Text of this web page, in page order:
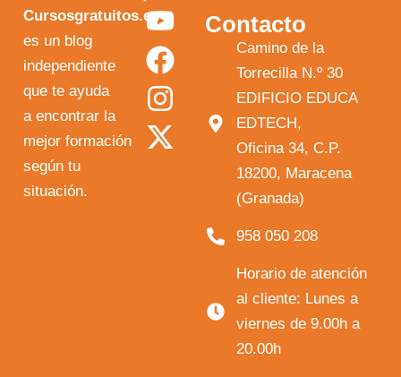
Cursosgratuitos.es
es un blog
independiente
que te ayuda
a encontrar la
mejor formación
según tu
situación.
Y
o
u
t
u
F
a
c
e
b
I
n
s
t
a
X
-
t
w
i
Contacto
Camino de la
Torrecilla N.º 30
EDIFICIO EDUCA
EDTECH,
Oficina 34, C.P.
18200, Maracena
(Granada)
958 050 208
Horario de atención
al cliente: Lunes a
viernes de 9.00h a
20.00h